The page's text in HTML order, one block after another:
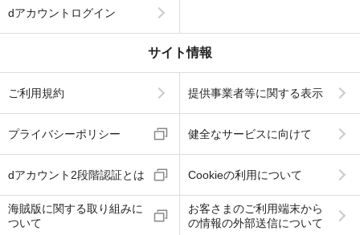
dアカウントログイン
サイト情報
ご利用規約 提供事業者等に関する表示
プライバシーポリシー 健全なサービスに向けて
dアカウント2段階認証とは Cookieの利用について
海賊版に関する取り組みに
ついて
お客さまのご利用端末から
の情報の外部送信について